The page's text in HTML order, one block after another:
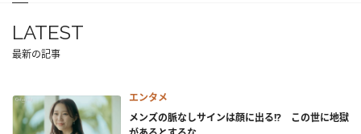
LATEST
最新の記事
エンタメ
メンズの脈なしサインは顔に出る!? この世に地獄